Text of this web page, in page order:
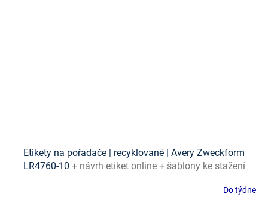
Etikety na pořadače | recyklované | Avery Zweckform
LR4760-10 + návrh etiket online + šablony ke stažení
Do týdne